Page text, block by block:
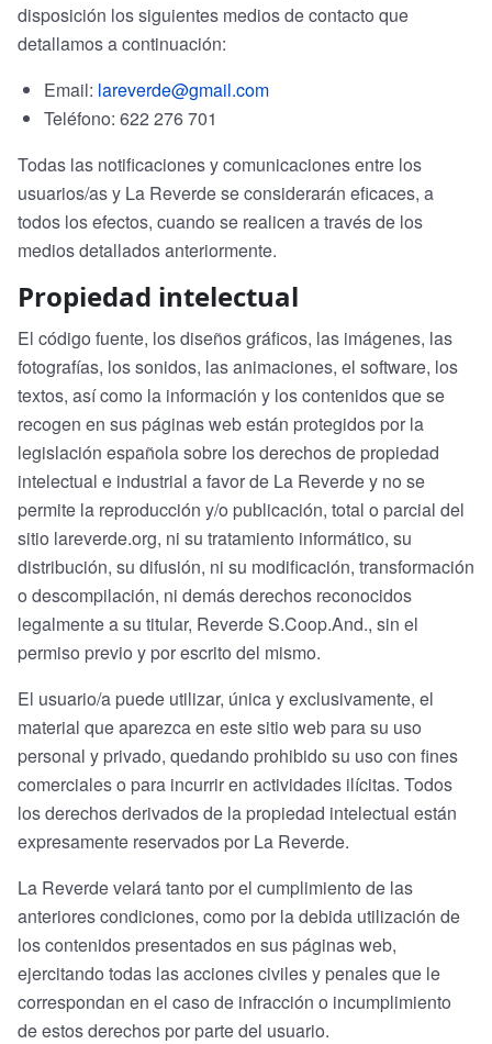
disposición los siguientes medios de contacto que
detallamos a continuación:
Email: lareverde@gmail.com
Teléfono: 622 276 701
Todas las notificaciones y comunicaciones entre los
usuarios/as y La Reverde se considerarán eficaces, a
todos los efectos, cuando se realicen a través de los
medios detallados anteriormente.
Propiedad intelectual
El código fuente, los diseños gráficos, las imágenes, las
fotografías, los sonidos, las animaciones, el software, los
textos, así como la información y los contenidos que se
recogen en sus páginas web están protegidos por la
legislación española sobre los derechos de propiedad
intelectual e industrial a favor de La Reverde y no se
permite la reproducción y/o publicación, total o parcial del
sitio lareverde.org, ni su tratamiento informático, su
distribución, su difusión, ni su modificación, transformación
o descompilación, ni demás derechos reconocidos
legalmente a su titular, Reverde S.Coop.And., sin el
permiso previo y por escrito del mismo.
El usuario/a puede utilizar, única y exclusivamente, el
material que aparezca en este sitio web para su uso
personal y privado, quedando prohibido su uso con fines
comerciales o para incurrir en actividades ilícitas. Todos
los derechos derivados de la propiedad intelectual están
expresamente reservados por La Reverde.
La Reverde velará tanto por el cumplimiento de las
anteriores condiciones, como por la debida utilización de
los contenidos presentados en sus páginas web,
ejercitando todas las acciones civiles y penales que le
correspondan en el caso de infracción o incumplimiento
de estos derechos por parte del usuario.